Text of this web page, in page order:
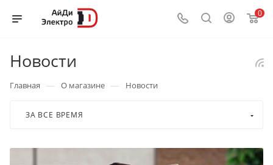
0
Новости
Главная — О магазине — Новости
ЗА ВСЕ ВРЕМЯ